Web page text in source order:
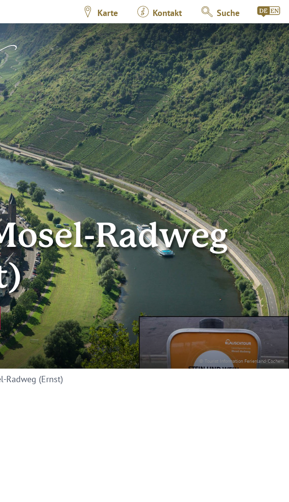
Karte Kontakt Suche
© Tourist Information Ferienland-Cochem
Radweg
Radweg (Ernst)